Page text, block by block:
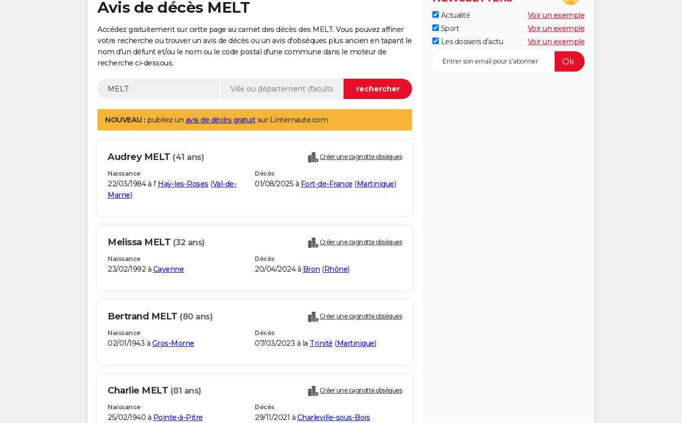
Avis de décès MELT
Accédez gratuitement sur cette page au carnet des décès des MELT. Vous pouvez affiner
votre recherche ou trouver un avis de décès ou un avis d'obsèques plus ancien en tapant le
nom d'un défunt et/ou le nom ou le code postal d'une commune dans le moteur de
recherche ci-dessous.
NOUVEAU : publiez un avis de décès gratuitsur Linternaute.com
Audrey MELT (41 ans) Créer une cagnotte obsèques
Naissance
22/03/1984 à l' Haÿ-les-Roses (Val-de-
Marne)
Décès
01/08/2025 à Fort-de-France (Martinique)
Melissa MELT (32 ans) Créer une cagnotte obsèques
Naissance
23/02/1992 à Cayenne
Décès
20/04/2024 à Bron (Rhône)
Bertrand MELT (80 ans) Créer une cagnotte obsèques
Naissance
02/01/1943 à Gros-Morne
Décès
07/03/2023 à la Trinité (Martinique)
Charlie MELT (81 ans) Créer une cagnotte obsèques
Naissance
25/02/1940 à Pointe-à-Pitre
Décès
29/11/2021 à Charleville-sous-Bois
Actualité
Voir un exemple
Sport
Voir un exemple
Les dossiers d'actu
Voir un exemple